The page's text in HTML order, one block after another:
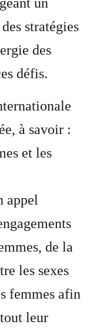
stratégies
des
défis.
à savoir :
et les
appel
de la
les sexes
femmes afin
leur